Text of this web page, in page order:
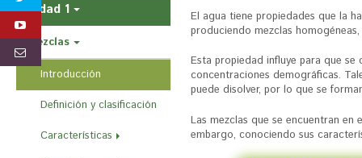
n
u
e
n
t
El agua tiene propiedades que la
produciendo mezclas
Esta propiedad influye para que
concentraciones demográficas.
puede disolver, por lo que se
Las mezclas que se encuentran
embargo, conociendo sus
Unidad 1
Mezclas
Introducción
Definición y clasificación
Características